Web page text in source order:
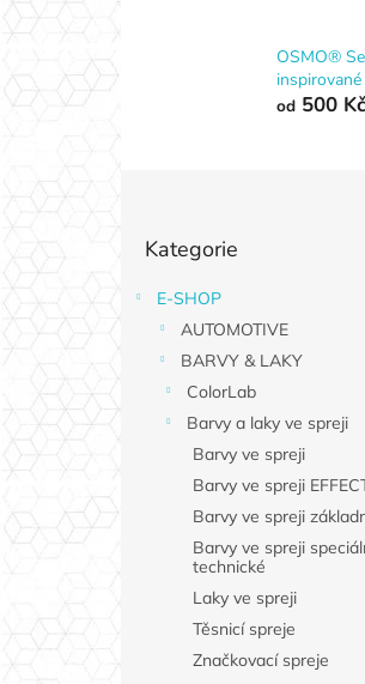
OSMO®
od500 Kč
a
n
p
a
kategorie
Kategorie
E-SHOP
AUTOMOTIVE
BARVY & LAKY
ColorLab
Barvy a laky ve spreji
Barvy ve spreji
Barvy ve spreji
Barvy ve spreji
Barvy ve spreji
technické
Laky ve spreji
Těsnicí spreje
Značkovací spreje